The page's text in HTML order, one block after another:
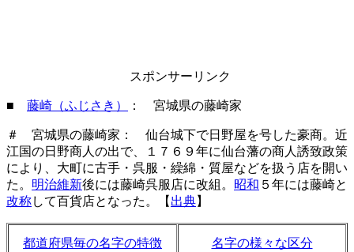
スポンサーリンク
■ 藤崎（ふじさき） ： 宮城県の藤崎家
＃ 宮城県の藤崎家： 仙台城下で日野屋を号した豪商。近
江国の日野商人の出で、１７６９年に仙台藩の商人誘致政策
により、大町に古手・呉服・繰綿・質屋などを扱う店を開い
た。 明治維新後には藤崎呉服店に改組。 昭和 ５年には藤崎と
改称して百貨店となった。【 出典】
都道府県毎の名字の特徴 名字の様々な区分